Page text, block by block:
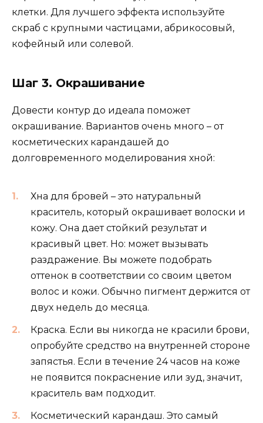
клетки. Для лучшего эффекта используйте
скраб с крупными частицами, абрикосовый,
кофейный или солевой.
Шаг 3. Окрашивание
Довести контур до идеала поможет
окрашивание. Вариантов очень много – от
косметических карандашей до
долговременного моделирования хной:
Хна для бровей – это натуральный
краситель, который окрашивает волоски и
кожу. Она дает стойкий результат и
красивый цвет. Но: может вызывать
раздражение. Вы можете подобрать
оттенок в соответствии со своим цветом
волос и кожи. Обычно пигмент держится от
двух недель до месяца.
Краска. Если вы никогда не красили брови,
опробуйте средство на внутренней стороне
запястья. Если в течение 24 часов на коже
не появится покраснение или зуд, значит,
краситель вам подходит.
Косметический карандаш. Это самый